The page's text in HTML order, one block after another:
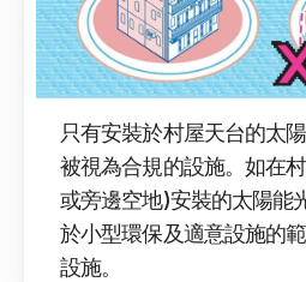
只有安裝於村屋天台的太
被視為合規的設施。如在
或旁邊空地)安裝的太陽能
於小型環保及適意設施的
設施。